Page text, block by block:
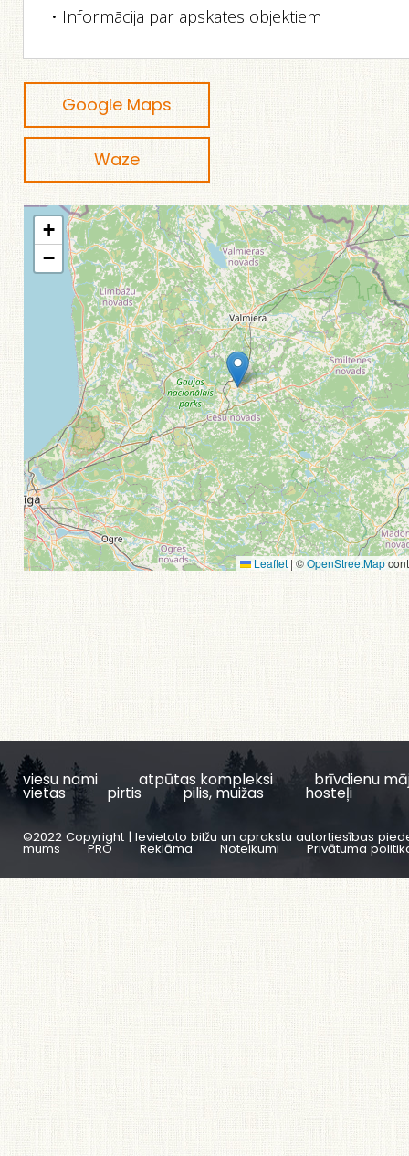
• Informācija par apskates objektiem
Google Maps
Waze
+
−
Leaflet |©OpenStreetMap
viesu nami atpūtas kompleksi brīvdienu
vietas pirtis pilis, muižas hosteļi
©2022 Copyright | Ievietoto bilžu un aprakstu autortiesības
mums PRO Reklāma Noteikumi Privātuma